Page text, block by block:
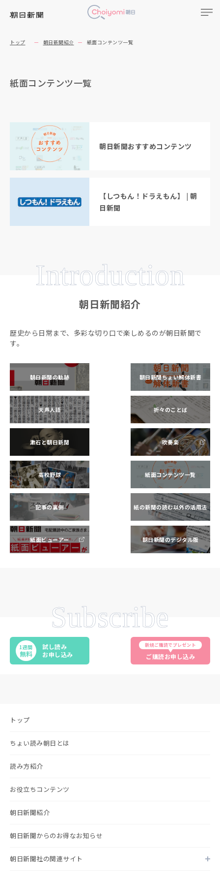
トップ 朝日新聞紹介 紙面コンテンツ一覧
紙面コンテンツ一覧
朝日新聞おすすめコンテンツ
【しつもん！ドラえもん】 | 朝
日新聞
Introduction
朝日新聞紹介
歴史から日常まで、多彩な切り口で楽しめるのが朝日新聞で
す。
朝日新聞の軌跡 朝日新聞ちょい解体新書
天声人語 折々のことば
漱石と朝日新聞 吹奏楽
高校野球 紙面コンテンツ一覧
記事の裏側 紙の新聞の読む以外の活用法
紙面ビューアー 朝日新聞のデジタル版
Subscribe
1週間
無料
試し読み
お申し込み
新規ご購読でプレゼント
ご購読お申し込み
トップ
ちょい読み朝日とは
読み方紹介
お役立ちコンテンツ
朝日新聞紹介
朝日新聞からのお得なお知らせ
朝日新聞社の関連サイト